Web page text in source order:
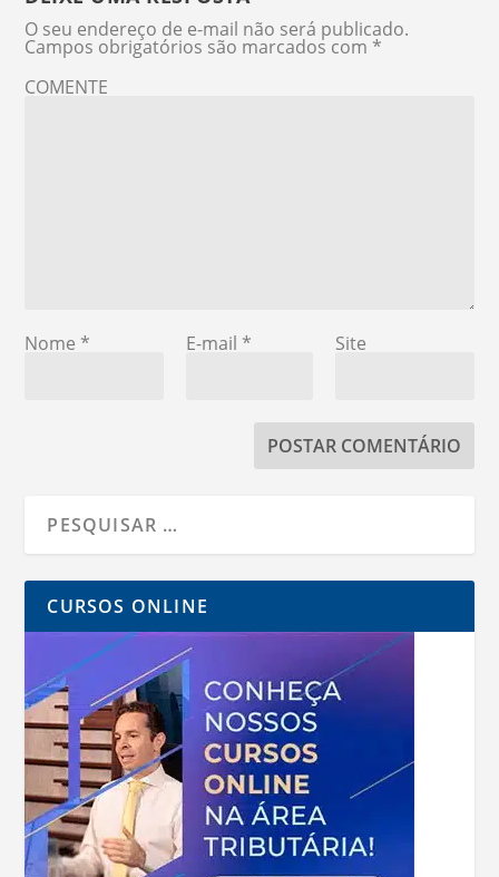
O seu endereço de e-mail não será publicado.
Campos obrigatórios são marcados com *
COMENTE
Nome * E-mail * Site
CURSOS ONLINE